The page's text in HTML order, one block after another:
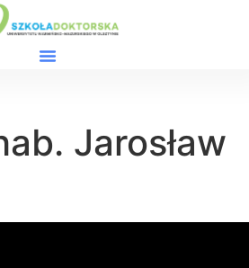
Jarosław